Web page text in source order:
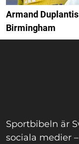
Armand
Birmingham
Sportbibeln är
sociala medier